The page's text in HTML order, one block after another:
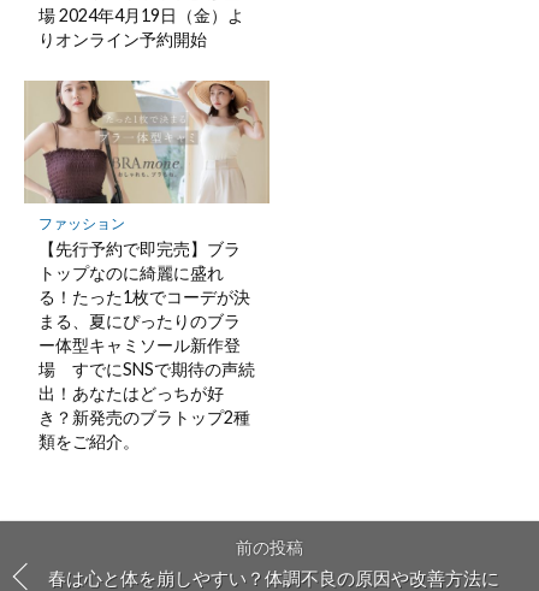
場 2024年4月19日（金）よ
りオンライン予約開始
ファッション
【先行予約で即完売】ブラ
トップなのに綺麗に盛れ
る！たった1枚でコーデが決
まる、夏にぴったりのブラ
ー体型キャミソール新作登
場 すでにSNSで期待の声続
出！あなたはどっちが好
き？新発売のブラトップ2種
類をご紹介。
前の投稿
春は心と体を崩しやすい？体調不良の原因や改善方法に